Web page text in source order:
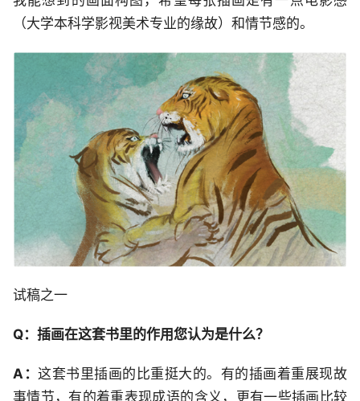
（大学本科学影视美术专业的缘故）和情节感的。
试稿之一
Q：插画在这套书里的作用您认为是什么？
A：这套书里插画的比重挺大的。有的插画着重展现故
事情节，有的着重表现成语的含义，更有一些插画比较